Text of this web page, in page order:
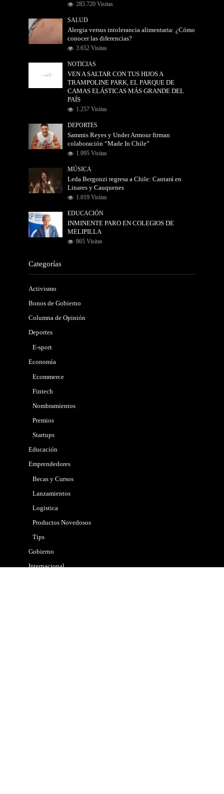
285.720 Visitas
SALUD
Alergia versus intolerancia alimentaria: ¿Cómo
conocer las diferencias?
3.652 Visitas
NOTICIAS
VEN A SALTAR CON TUS HIJOS A
TRAMPOLINE PARK, EL PARQUE DE
CAMAS ELÁSTICAS MÁS GRANDE DEL
PAÍS
1.257 Visitas
DEPORTES
Sammis Reyes y Under Armour firman
colaboración “Made In Chile”
1.095 Visitas
MÚSICA
Leda Bergonzi regresa a Chile: Cantará en
Linares y Cauquenes
1.019 Visitas
EDUCACIÓN
INMINENTE PARO EN COLEGIOS DE
MELIPILLA
865 Visitas
Categorías
Activismo
Bonos de Gobierno
Columna de Opinión
Deportes
E-sport
Economía
Ecommerce
Fintech
Nombramientos
Premios
Startups
Educación
Emprendedores
Becas y Cursos
Lanzamientos
Logistica
Productos Novedosos
Tips
Gobierno
Internacional